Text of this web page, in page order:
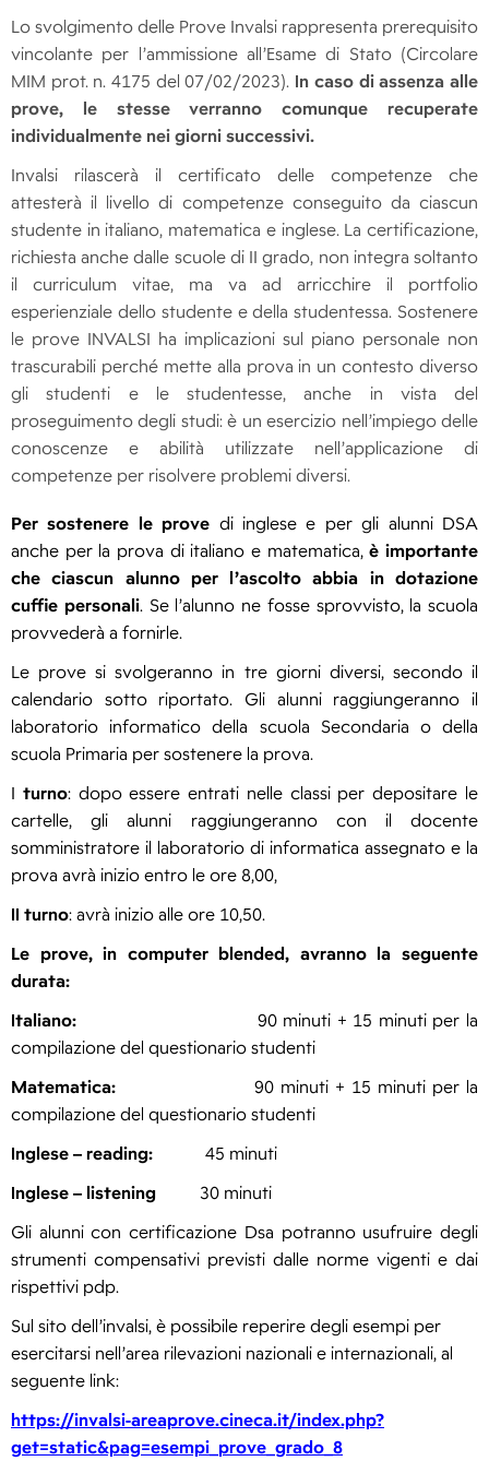
Lo svolgimento delle Prove Invalsi rappresenta prerequisito
vincolante per l’ammissione all’Esame di Stato (Circolare
MIM prot. n. 4175 del 07/02/2023). In caso di assenza alle
prove, le stesse verranno comunque recuperate
individualmente nei giorni successivi.
Invalsi rilascerà il certificato delle competenze che
attesterà il livello di competenze conseguito da ciascun
studente in italiano, matematica e inglese. La certificazione,
richiesta anche dalle scuole di II grado, non integra soltanto
il curriculum vitae, ma va ad arricchire il portfolio
esperienziale dello studente e della studentessa. Sostenere
le prove INVALSI ha implicazioni sul piano personale non
trascurabili perché mette alla prova in un contesto diverso
gli studenti e le studentesse, anche in vista del
proseguimento degli studi: è un esercizio nell’impiego delle
conoscenze e abilità utilizzate nell’applicazione di
competenze per risolvere problemi diversi.
Per sostenere le prove di inglese e per gli alunni DSA
anche per la prova di italiano e matematica,è importante
che ciascun alunno per l’ascolto abbia in dotazione
cuffie personali. Se l’alunno ne fosse sprovvisto, la scuola
provvederà a fornirle.
Le prove si svolgeranno in tre giorni diversi, secondo il
calendario sotto riportato. Gli alunni raggiungeranno il
laboratorio informatico della scuola Secondaria o della
scuola Primaria per sostenere la prova.
I turno: dopo essere entrati nelle classi per depositare le
cartelle, gli alunni raggiungeranno con il docente
somministratore il laboratorio di informatica assegnato e la
prova avrà inizio entro le ore 8,00,
II turno: avrà inizio alle ore 10,50.
Le prove, in computer blended, avranno la seguente
durata:
Italiano: 90 minuti + 15 minuti per la
compilazione del questionario studenti
Matematica: 90 minuti + 15 minuti per la
compilazione del questionario studenti
Inglese – reading: 45 minuti
Inglese – listening 30 minuti
Gli alunni con certificazione Dsa potranno usufruire degli
strumenti compensativi previsti dalle norme vigenti e dai
rispettivi pdp.
Sul sito dell’invalsi, è possibile reperire degli esempi per
esercitarsi nell’area rilevazioni nazionali e internazionali, al
seguente link:
https://invalsi-areaprove.cineca.it/index.php?
get=static&pag=esempi_prove_grado_8